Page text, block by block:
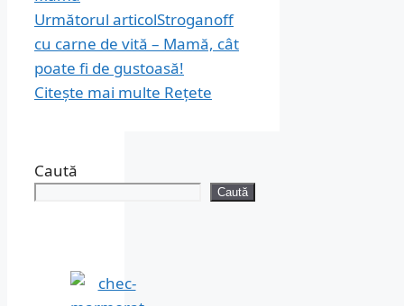
Următorul articolStroganoff
cu carne de vită – Mamă, cât
poate fi de gustoasă!
Citește mai multe Rețete
Caută
Caută